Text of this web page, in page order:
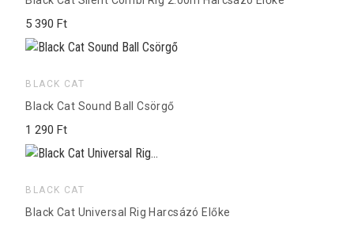
5 390 Ft
BLACK CAT
Black Cat Sound Ball Csörgő
1 290 Ft
BLACK CAT
Black Cat Universal Rig Harcsázó Előke